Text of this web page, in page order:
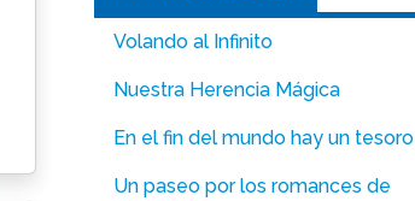
Volando al Infinito
Nuestra Herencia Mágica
En el fin del mundo hay un tesoro
Un paseo por los romances de